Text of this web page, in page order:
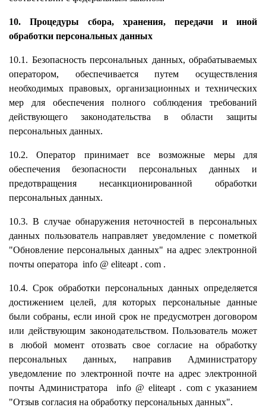
10. Процедуры сбора, хранения, передачи и иной
обработки персональных данных
10.1. Безопасность персональных данных, обрабатываемых
оператором, обеспечивается путем осуществления
необходимых правовых, организационных и технических
мер для обеспечения полного соблюдения требований
действующего законодательства в области защиты
персональных данных.
10.2. Оператор принимает все возможные меры для
обеспечения безопасности персональных данных и
предотвращения несанкционированной обработки
персональных данных.
10.3. В случае обнаружения неточностей в персональных
данных пользователь направляет уведомление с пометкой
"Обновление персональных данных" на адрес электронной
почты оператора info @ eliteapt . com .
10.4. Срок обработки персональных данных определяется
достижением целей, для которых персональные данные
были собраны, если иной срок не предусмотрен договором
или действующим законодательством. Пользователь может
в любой момент отозвать свое согласие на обработку
персональных данных, направив Администратору
уведомление по электронной почте на адрес электронной
почты Администратора
info @ eliteapt . com с указанием
"Отзыв согласия на обработку персональных данных".